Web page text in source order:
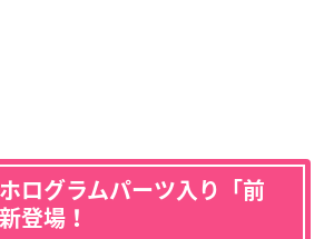
ログラムパーツ入り「前
登場！